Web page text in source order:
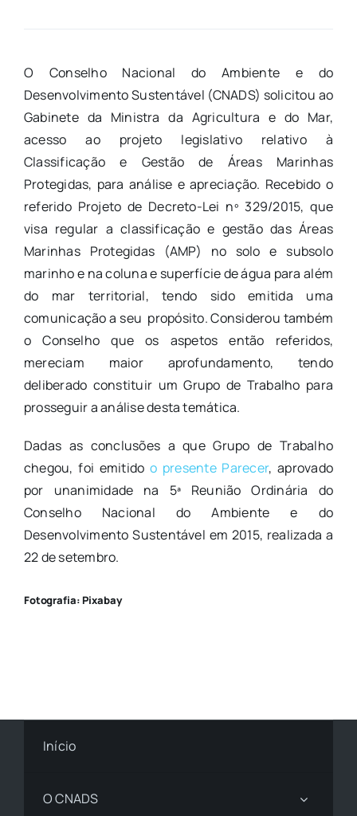
O Conselho Nacional do Ambiente e do
Desenvolvimento Sustentável (CNADS) solicitou ao
Gabinete da Ministra da Agricultura e do Mar,
acesso ao projeto legislativo relativo à
Classificação e Gestão de Áreas Marinhas
Protegidas, para análise e apreciação. Recebido o
referido Projeto de Decreto-Lei nº 329/2015, que
visa regular a classificação e gestão das Áreas
Marinhas Protegidas (AMP) no solo e subsolo
marinho e na coluna e superfície de água para além
do mar territorial, tendo sido emitida uma
comunicação a seu propósito. Considerou também
o Conselho que os aspetos então referidos,
mereciam maior aprofundamento, tendo
deliberado constituir um Grupo de Trabalho para
prosseguir a análise desta temática.
Dadas as conclusões a que Grupo de Trabalho
chegou, foi emitidoo presente Parecer, aprovado
por unanimidade na 5ª Reunião Ordinária do
Conselho Nacional do Ambiente e do
Desenvolvimento Sustentável em 2015, realizada a
22 de setembro.
Fotografia: Pixabay
Início
O CNADS